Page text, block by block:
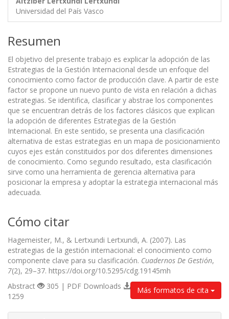
Universidad del País Vasco
Resumen
El objetivo del presente trabajo es explicar la adopción de las
Estrategias de la Gestión Internacional desde un enfoque del
conocimiento como factor de producción clave. A partir de este
factor se propone un nuevo punto de vista en relación a dichas
estrategias. Se identifica, clasificar y abstrae los componentes
que se encuentran detrás de los factores clásicos que explican
la adopción de diferentes Estrategias de la Gestión
Internacional. En este sentido, se presenta una clasificación
alternativa de estas estrategias en un mapa de posicionamiento
cuyos ejes están constituidos por dos diferentes dimensiones
de conocimiento. Como segundo resultado, esta clasificación
sirve como una herramienta de gerencia alternativa para
posicionar la empresa y adoptar la estrategia internacional más
adecuada.
Cómo citar
Hagemeister, M., & Lertxundi Lertxundi, A. (2007). Las
estrategias de la gestión internacional: el conocimiento como
componente clave para su clasificación. Cuadernos De Gestión,
7(2), 29–37. https://doi.org/10.5295/cdg.19145mh
Más formatos de cita
Abstract
305 | PDF Downloads
1259